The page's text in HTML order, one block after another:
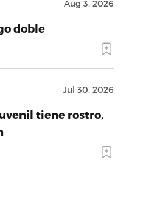
Aug 3, 2026
doble
Jul 30, 2026
tiene rostro,